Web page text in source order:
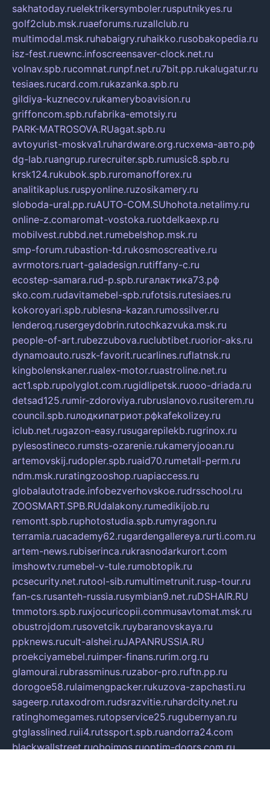
sakhatoday.ruelektrikersymboler.rusputnikyes.ru
golf2club.msk.ruaeforums.ruzallclub.ru
multimodal.msk.ruhabaigry.ruhaikko.rusobakopedia.ru
isz-fest.ruewnc.infoscreensaver-clock.net.ru
volnav.spb.rucomnat.runpf.net.ru7bit.pp.rukalugatur.ru
tesiaes.rucard.com.rukazanka.spb.ru
gildiya-kuznecov.rukameryboavision.ru
griffoncom.spb.rufabrika-emotsiy.ru
PARK-MATROSOVA.RUagat.spb.ru
avtoyurist-moskva1.ruhardware.org.ruсхема-авто.рф
dg-lab.ruangrup.rurecruiter.spb.rumusic8.spb.ru
krsk124.rukubok.spb.ruromanofforex.ru
analitikaplus.ruspyonline.ruzosikamery.ru
sloboda-ural.pp.ruAUTO-COM.SUhohota.netalimy.ru
online-z.comaromat-vostoka.ruotdelkaexp.ru
mobilvest.rubbd.net.rumebelshop.msk.ru
smp-forum.rubastion-td.rukosmoscreative.ru
avrmotors.ruart-galadesign.rutiffany-c.ru
ecostep-samara.rud-p.spb.ruгалактика73.рф
sko.com.rudavitamebel-spb.rufotsis.rutesiaes.ru
kokoroyari.spb.rublesna-kazan.rumossilver.ru
lenderoq.rusergeydobrin.rutochkazvuka.msk.ru
people-of-art.rubezzubova.ruclubtibet.ruorior-aks.ru
dynamoauto.ruszk-favorit.rucarlines.ruflatnsk.ru
kingbolenskaner.rualex-motor.ruastroline.net.ru
act1.spb.rupolyglot.com.rugidlipetsk.ruooo-driada.ru
detsad125.rumir-zdoroviya.rubruslanovo.rusiterem.ru
council.spb.ruлодкипатриот.рфkafekolizey.ru
iclub.net.rugazon-easy.rusugarepilekb.rugrinox.ru
pylesostineco.rumsts-ozarenie.rukameryjooan.ru
artemovskij.rudopler.spb.ruaid70.rumetall-perm.ru
ndm.msk.ruratingzooshop.ruapiaccess.ru
globalautotrade.infobezverhovskoe.rudrsschool.ru
ZOOSMART.SPB.RUdalakony.rumedikijob.ru
remontt.spb.ruphotostudia.spb.rumyragon.ru
terramia.ruacademy62.rugardengallereya.rurti.com.ru
artem-news.rubiserinca.rukrasnodarkurort.com
imshowtv.rumebel-v-tule.rumobtopik.ru
pcsecurity.net.rutool-sib.rumultimetrunit.rusp-tour.ru
fan-cs.rusanteh-russia.rusymbian9.net.ruDSHAIR.RU
tmmotors.spb.ruxjocuricopii.commusavtomat.msk.ru
obustrojdom.rusovetcik.ruybaranovskaya.ru
ppknews.rucult-alshei.ruJAPANRUSSIA.RU
proekciyamebel.ruimper-finans.rurim.org.ru
glamourai.rubrassminus.ruzabor-pro.ruftn.pp.ru
dorogoe58.rulaimengpacker.rukuzova-zapchasti.ru
sageerp.rutaxodrom.rudsrazvitie.ruhardcity.net.ru
ratinghomegames.rutopservice25.rugubernyan.ru
gtglasslined.ruii4.rutssport.spb.ruandorra24.com
blackwallstreet.ruoboimos.ruoptim-doors.com.ru